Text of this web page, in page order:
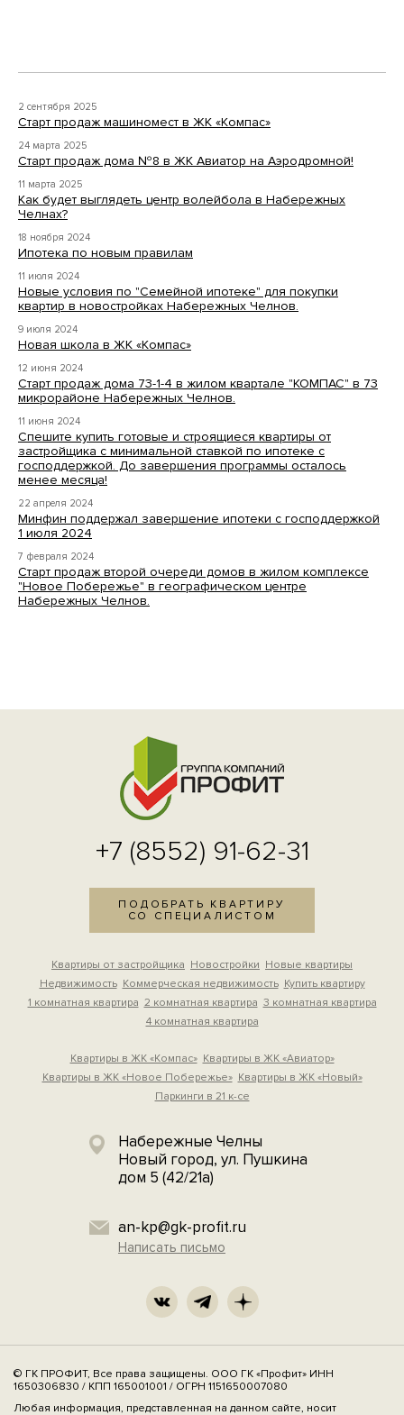
2 сентября 2025
Старт продаж машиномест в ЖК «Компас»
24 марта 2025
Старт продаж дома №8 в ЖК Авиатор на Аэродромной!
11 марта 2025
Как будет выглядеть центр волейбола в Набережных
Челнах?
18 ноября 2024
Ипотека по новым правилам
11 июля 2024
Новые условия по "Семейной ипотеке" для покупки
квартир в новостройках Набережных Челнов.
9 июля 2024
Новая школа в ЖК «Компас»
12 июня 2024
Старт продаж дома 73-1-4 в жилом квартале "КОМПАС" в 73
микрорайоне Набережных Челнов.
11 июня 2024
Спешите купить готовые и строящиеся квартиры от
застройщика с минимальной ставкой по ипотеке с
господдержкой. До завершения программы осталось
менее месяца!
22 апреля 2024
Минфин поддержал завершение ипотеки с господдержкой
1 июля 2024
7 февраля 2024
Старт продаж второй очереди домов в жилом комплексе
"Новое Побережье" в географическом центре
Набережных Челнов.
+7 (8552) 91-62-31
ПОДОБРАТЬ КВАРТИРУ
СО СПЕЦИАЛИСТОМ
Квартиры от застройщика Новостройки Новые квартиры
Недвижимость Коммерческая недвижимость Купить квартиру
1 комнатная квартира 2 комнатная квартира 3 комнатная квартира
4 комнатная квартира
Квартиры в ЖК «Компас» Квартиры в ЖК «Авиатор»
Квартиры в ЖК «Новое Побережье» Квартиры в ЖК «Новый»
Паркинги в 21 к-се
Набережные Челны
Новый город, ул. Пушкина
дом 5 (42/21а)
an-kp@gk-profit.ru
Написать письмо
© ГК ПРОФИТ, Все права защищены. ООО ГК «Профит» ИНН
1650306830 / КПП 165001001 / ОГРН 1151650007080
Любая информация, представленная на данном сайте, носит